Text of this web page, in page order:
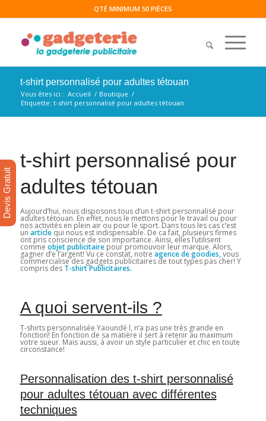
QTÉ MINIMUM 50 PIÈCES
t-shirt personnalisé pour adultes tétouan
Vous êtes ici : Accueil / Boutique /
Etiquette: t-shirt personnalisé pour adultes tétouan
t-shirt personnalisé pour
adultes tétouan
Aujourd’hui, nous disposons tous d’un t-shirt personnalisé pour
adultes tétouan. En effet, nous le mettons pour le travail ou pour
nos activités en plein air ou pour le sport. Dans tous les cas c’est
un articlequi nous est indispensable. De ca fait, plusieurs firmes
ont pris conscience de son importance. Ainsi, elles l’utilisent
comme objet publicitairepour promouvoir leur marque. Alors,
gagner d’e l’argent! Vu ce constat, notre agence de goodies,vous
commercialise des gadgets publicitaires de tout types pas cher! Y
compris des T-shirt Publicitaires.
A quoi servent-ils ?
T-shirts personnalisée Yaoundé l, n’a pas une très grande en
fonction! En fonction de sa matière il sert à retenir au maximum
votre sueur. Mais aussi, à avoir un style particulier et chic en toute
circonstance!
Personnalisation des t-shirt personnalisé
pour adultes tétouan avec différentes
techniques
Devis Gratuit